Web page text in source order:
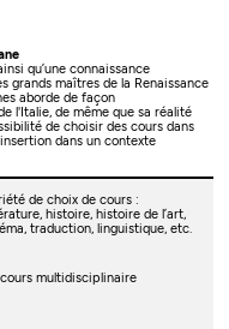
qu’une connaissance
grands maîtres de la Renaissance
aborde de façon
l'Italie, de même que sa réalité
de choisir des cours dans
dans un contexte
de choix de cours :
histoire, histoire de l’art,
traduction, linguistique, etc.
multidisciplinaire